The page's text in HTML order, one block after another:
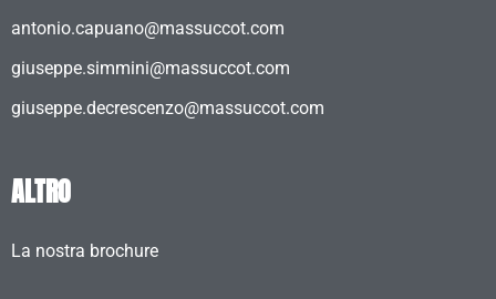
antonio.capuano@massuccot.com
giuseppe.simmini@massuccot.com
giuseppe.decrescenzo@massuccot.com
ALTRO
La nostra brochure